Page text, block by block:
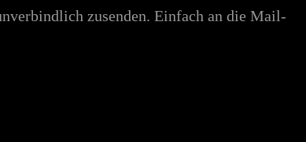
zusenden. Einfach an die Mail-